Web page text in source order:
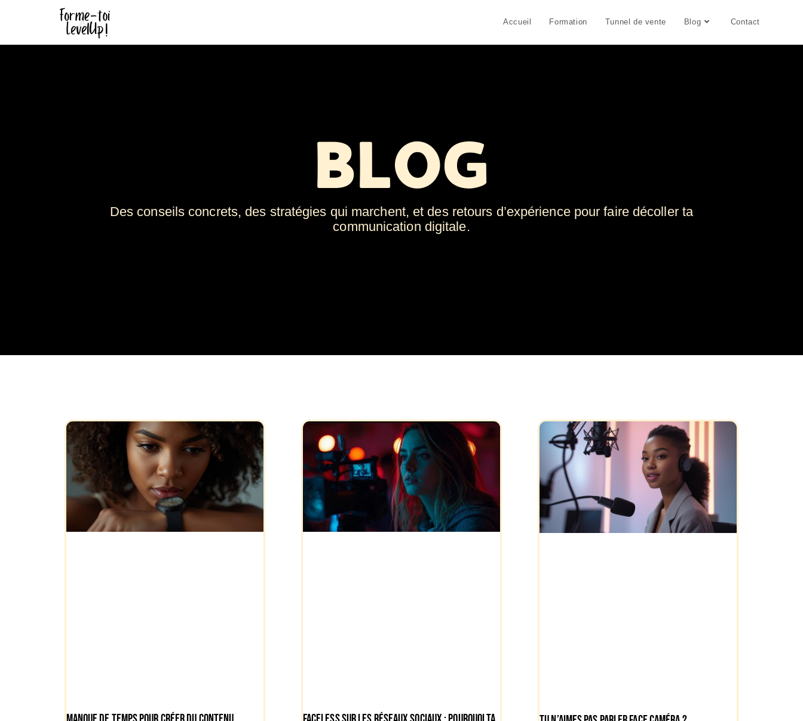
Accueil Formation Tunnel de vente Blog Contact
BLOG
Des conseils concrets, des stratégies qui marchent, et des retours d’expérience pour faire décoller ta
communication digitale.